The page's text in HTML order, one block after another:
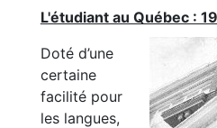
L'étudiant au Québec :
Doté d’une
certaine
facilité pour
les langues,